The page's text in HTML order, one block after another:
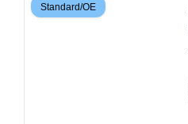
Standard/OE